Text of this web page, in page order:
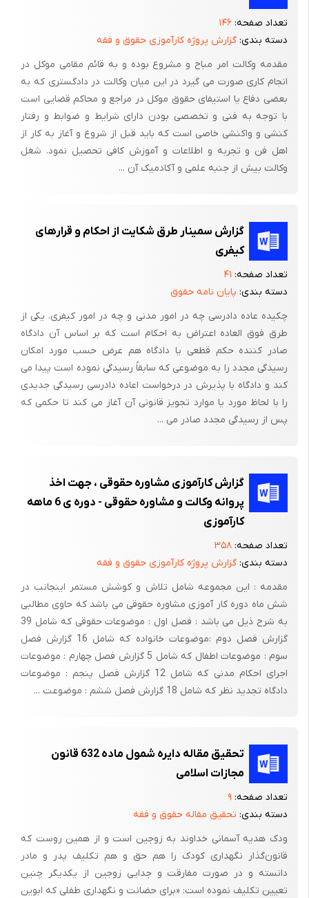
صرفاًجنبه‌ حقوقی‌ دارد مگر اینکه‌ تصادف‌ منجر به‌ خسارت‌ توسط‌ یک‌
فرد نظامی‌ با خودروی‌نظامی‌ در حین‌ انجام‌ وظیفه‌ صورت‌ گرفته‌ باشد و
صورت‌ تصادف‌ منجر به‌ ایراد خسارت‌ دارای‌ جنبه‌ کیفری‌بوده‌ و جرم‌
تلقی‌ می‌شود. تصادفات‌ شامل‌ وسائل‌ نقلیه‌ زمینی‌، دریائی‌ و هوائی‌
می‌گردد.نکته‌ای‌ که‌ در ارتباطات‌ با تصادفات‌ حائز اهمیت‌ این‌ است‌ که‌
مبنای‌ صدور حکم‌ درتصادفات‌ منجر به‌ فوت‌ وجرح‌ و ایراد خسارت‌
نظریه‌ کارشناس‌ فنی‌ تصادفات‌ است‌ که‌معمولاً در اکثر موارد مبنای‌
صدور رأی‌ دادگاه‌ است‌ و رأی‌ دادگاه‌ برمبنای‌ تقصیر طرفین‌طبق‌ نظر
یافته‌ و نظریه‌ خود رامستدلاً بیان‌ نماید، و اگر طرفین‌ به‌ نظریه‌
کارشناسی‌ اعتراضی‌ داشته‌ باشند موضوع‌ به‌هیئت‌ کارشناسی‌ ارجاع‌
می‌شود. البته‌ چنانچه‌ نظریه‌ کارشناسی‌ با اوضاع‌ و احوال‌ قضیه‌مطابقت‌
نداشته‌ باشد. دادگاه‌ می‌بایستی‌ از ترتیب‌ اثردادن‌ به‌ آن‌ خودداری‌ نماید.
حکم‌ نظریه‌کارشناسی‌ تصادفات‌، نظریه‌ پزشکی‌ قانونی‌، و اقرار متهم‌ ذکر
شده‌ و رأی‌ صادره‌ وفق‌موازین‌ شرعی‌ و قانونی‌ بوده‌ و هیچگونه‌ خدشه‌
و ایرادی‌ بر آن‌ مترتب‌ نیست‌. چرا که‌تصادف‌ یک‌ جرم‌ عمومی‌ تلقی‌
می‌شود و با گذشت‌ شاکی‌ یا اولیاء دم‌ پرونده‌ مختومه‌نمی‌شود و جنبه‌
عمومی‌ آن‌ به‌ قوت‌ خود باقی‌ است‌.
شماره‌ گزارش‌: (2)
دادگاه‌: شعبه‌ دوم‌ دادگاه‌ عمومی‌ حقوقی‌ بندرعباس‌
خواهان‌: خانم‌ مرصع‌ عالیپور
خواندگان‌: مهدی‌ عالمی‌ - رسول‌ حیدری‌
خواسته‌: مطالبه‌ حق‌ بیمه‌ و وجه‌ نقد به‌ مبلغ‌ 000/664/10 ریال‌
دلائل‌ و منضمات‌ دادخوایت‌: 1- فتوکپی‌ مصدق بیمه‌نامه‌ 2- نظریه‌
کارشناس‌تصادفات‌ 3- برگ‌ خسارت‌ بیمه‌ باربری‌ 4- گزارش‌ کارشناس‌
بیمه‌ 5- رسیدپرداخت‌ خسارت‌ 6- رأی‌ دادگاه‌ و...
شرح‌ شکوائیه‌ (گردشکار پرونده‌)
خانم‌ مرصع‌ عالیپور به‌ نمایندگی‌ از شرکت‌ سهامی‌ بیمه‌ آسیا با تقدیم‌
خواندگان‌ محترم‌ در مورخه‌14/8/84 هنگامیکه‌ اتومبیل‌ سواری‌ خود به‌
به‌ شماره‌ 211 - ط‌ 11 گرگان‌ تصادف‌ نموده‌ و طبق‌ نظرکارشناس‌
تعداد صفحه: ۱۴۶
دسته بندی: گزارش پروژه کارآموزی حقوق و فقه
مقدمه وکالت امر مباح و مشروع بوده و به قائم مقامی موکل در
انجام کاری صورت می گیرد در این میان وکالت در دادگستری که به
بعضی دفاع یا استیفای حقوق موکل در مراجع و محاکم قضایی است
با توجه به فنی و تخصصی بودن دارای شرایط و ضوابط و رفتار
کنشی و واکنشی خاصی است که باید قبل از شروع و آغاز به کار از
اهل فن و تجربه و اطلاعات و آموزش کافی تحصیل نمود. شغل
وکالت بیش از جنبه علمی و آکادمیک آن ...
گزارش سمینار طرق شکایت از احکام و قرارهای
کیفری
تعداد صفحه: ۴۱
دسته بندی: پایان نامه حقوق
چکیده عاده دادرسی چه در امور مدنی و چه در امور کیفری، یکی از
طرق فوق العاده اعتراض به احکام است که بر اساس آن دادگاه
صادر کننده حکم قطعی یا دادگاه هم عرض حسب مورد امکان
رسیدگی مجدد را به موضوعی که سابقاً رسیدگی نموده است پیدا می
کند و دادگاه با پذیرش در درخواست اعاده دادرسی رسیدگی جدیدی
را با لحاظ مورد یا موارد تجویز قانونی آن آغاز می کند تا حکمی که
پس از رسیدگی مجدد صادر می ...
گزارش کارآموزی مشاوره حقوقی ، جهت اخذ
پروانه وکالت و مشاوره حقوقی - دوره ی 6 ماهه
کارآموزی
تعداد صفحه: ۳۵۸
دسته بندی: گزارش پروژه کارآموزی حقوق و فقه
مقدمه : این مجموعه شامل تلاش و کوشش مستمر اینجانب در
شش ماه دوره کار آموزی مشاوره حقوقی می باشد که حاوی مطالبی
به شرح ذیل می باشد : فصل اول : موضوعات حقوقی که شامل 39
گزارش فصل دوم :‌موضوعات خانواده که شامل 16 گزارش فصل
سوم : موضوعات اطفال که شامل 5 گزارش فصل چهارم : موضوعات
اجرای احکام مدنی که شامل 12 گزارش فصل پنجم : موضوعات
دادگاه تجدید نظر که شامل 18 گزارش فصل ششم : موضوعت ...
تحقیق مقاله دایره شمول ماده 632 قانون
مجازات اسلا‌می
تعداد صفحه: ۹
دسته بندی: تحقیق مقاله حقوق و فقه
ودک هدیه آسمانی خداوند به زوجین است و از همین روست که
قانون‌گذار نگهداری کودک را هم حق و هم تکلیف پدر و مادر
دانسته و در صورت مفارقت و جدایی زوجین از یکدیگر چنین
تعیین تکلیف نموده است: «برای حضانت و نگهداری طفلی که ابوین